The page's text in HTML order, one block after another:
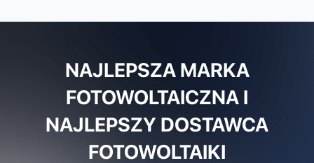
NAJLEPSZA MARKA
FOTOWOLTAICZNA I
NAJLEPSZY DOSTAWCA
FOTOWOLTAIKI